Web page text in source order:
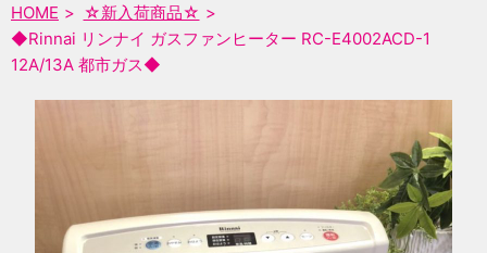
HOME
☆新入荷商品☆
◆Rinnai リンナイ ガスファンヒーター RC-E4002ACD-1
12A/13A 都市ガス◆